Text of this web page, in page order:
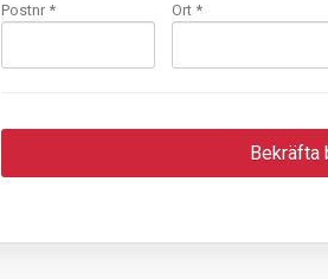
Postnr * Ort *